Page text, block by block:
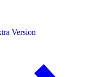
Version